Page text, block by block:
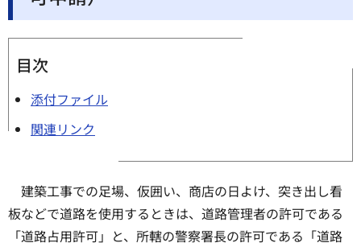
目次
添付ファイル
関連リンク
建築工事での足場、仮囲い、商店の日よけ、突き出し看
板などで道路を使用するときは、道路管理者の許可である
「道路占用許可」と、所轄の警察署長の許可である「道路